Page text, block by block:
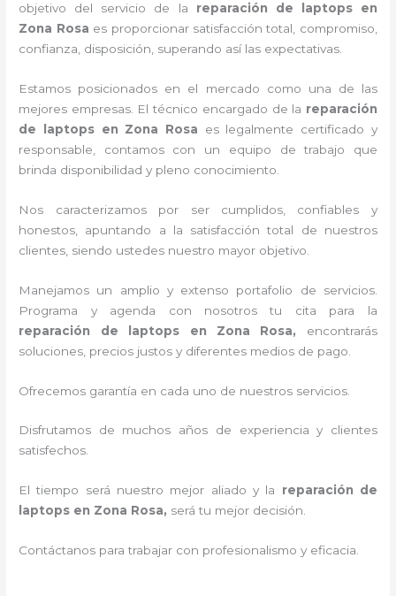
objetivo del servicio de la reparación de laptops en
Zona Rosa es proporcionar satisfacción total, compromiso,
confianza, disposición, superando así las expectativas.
Estamos posicionados en el mercado como una de las
mejores empresas. El técnico encargado de la reparación
de laptops en Zona Rosa es legalmente certificado y
responsable, contamos con un equipo de trabajo que
brinda disponibilidad y pleno conocimiento.
Nos caracterizamos por ser cumplidos, confiables y
honestos, apuntando a la satisfacción total de nuestros
clientes, siendo ustedes nuestro mayor objetivo.
Manejamos un amplio y extenso portafolio de servicios.
Programa y agenda con nosotros tu cita para la
reparación de laptops en Zona Rosa, encontrarás
soluciones, precios justos y diferentes medios de pago.
Ofrecemos garantía en cada uno de nuestros servicios.
Disfrutamos de muchos años de experiencia y clientes
satisfechos.
El tiempo será nuestro mejor aliado y la reparación de
laptops en Zona Rosa, será tu mejor decisión.
Contáctanos para trabajar con profesionalismo y eficacia.